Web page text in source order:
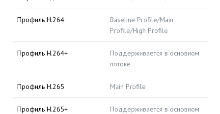
Профиль H.264
Baseline Profile/Main
Profile/High Profile
Профиль H.264+
Поддерживается в основном
потоке
Профиль H.265 Main Profile
Профиль H.265+
Поддерживается в основном